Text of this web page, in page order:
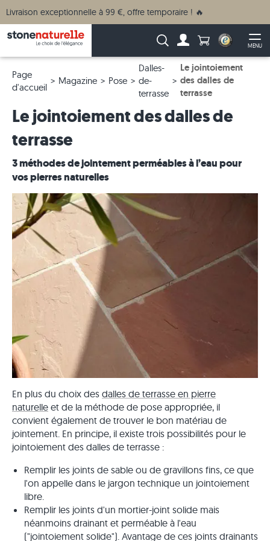
Livraison exceptionnelle à 99 €, offre temporaire ! 🔥
MENU
Recherche :Anzahl
Page
d'accueil
Magazine Pose
Dalles-
de-
terrasse
Le jointoiement
des dalles de
terrasse
Le jointoiement des dalles de
terrasse
3 méthodes de jointement perméables à l’eau pour
vos pierres naturelles
En plus du choix des dalles de terrasse en pierre
naturelle et de la méthode de pose appropriée, il
convient également de trouver le bon matériau de
jointement. En principe, il existe trois possibilités pour le
jointoiement des dalles de terrasse :
Remplir les joints de sable ou de gravillons fins, ce que
l'on appelle dans le jargon technique un jointoiement
libre.
Remplir les joints d'un mortier-joint solide mais
néanmoins drainant et perméable à l'eau
("jointoiement solide"). Avantage de ces joints drainants